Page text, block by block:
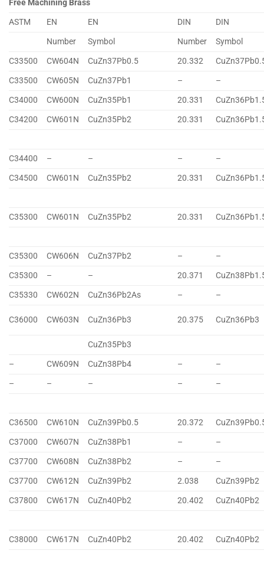
Free Machining Brass
ASTM
EN EN DIN
DIN
Number
Symbol Number
Symbol
C33500
CW604N CuZn37Pb0.5 20.332
C33500
CW605N CuZn37Pb1 –
–
C34000
CW600N CuZn35Pb1 20.331
C34200
CW601N CuZn35Pb2 20.331
C34400 – – –
–
C34500
CW601N CuZn35Pb2 20.331
C35300 CW601N CuZn35Pb2 20.331
C35300 CW606N CuZn37Pb2 –
–
C35300
– – 20.371
C35330
CW602N CuZn36Pb2As – –
C36000 CW603N CuZn36Pb3 20.375 CuZn36Pb3
CuZn35Pb3
–
CW609N CuZn38Pb4 –
–
–
– – – –
C36500 CW610N CuZn39Pb0.5 20.372
C37000
CW607N CuZn38Pb1 –
–
C37700
CW608N CuZn38Pb2 –
–
C37700
CW612N CuZn39Pb2 2.038
CuZn39Pb2
C37800
CW617N CuZn40Pb2 20.402 CuZn40Pb2
C38000 CW617N CuZn40Pb2 20.402 CuZn40Pb2